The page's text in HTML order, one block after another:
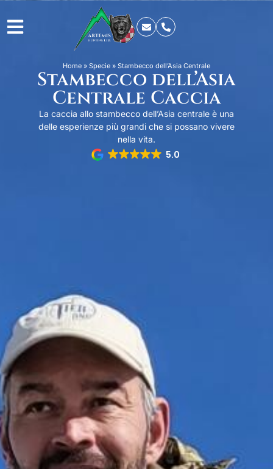
Home » Specie » Stambecco dell’Asia Centrale
Stambecco dell’Asia
Centrale Caccia
La caccia allo stambecco dell’Asia centrale è una
delle esperienze più grandi che si possano vivere
nella vita.
5.0